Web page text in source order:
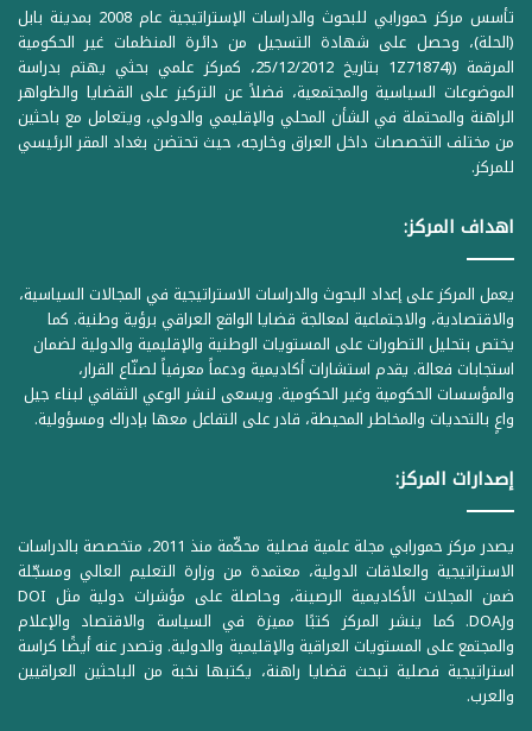
تأسس مركز حمورابي للبحوث والدراسات الإستراتيجية عام 2008 بمدينة بابل
(الحلة)، وحصل على شهادة التسجيل من دائرة المنظمات غير الحكومية
المرقمة ((1Z71874 بتاريخ 25/12/2012، كمركز علمي بحثي يهتم بدراسة
الموضوعات السياسية والمجتمعية، فضلاً عن التركيز على القضايا والظواهر
الراهنة والمحتملة في الشأن المحلي والإقليمي والدولي، ويتعامل مع باحثين
من مختلف التخصصات داخل العراق وخارجه، حيث تحتضن بغداد المقر الرئيسي
للمركز.
اهداف المركز:
يعمل المركز على إعداد البحوث والدراسات الاستراتيجية في المجالات السياسية،
والاقتصادية، والاجتماعية لمعالجة قضايا الواقع العراقي برؤية وطنية. كما
يختص بتحليل التطورات على المستويات الوطنية والإقليمية والدولية لضمان
استجابات فعالة. يقدم استشارات أكاديمية ودعماً معرفياً لصنّاع القرار،
والمؤسسات الحكومية وغير الحكومية. ويسعى لنشر الوعي الثقافي لبناء جيل
واعٍ بالتحديات والمخاطر المحيطة، قادر على التفاعل معها بإدراك ومسؤولية.
إصدارات المركز:
يصدر مركز حمورابي مجلة علمية فصلية محكّمة منذ 2011، متخصصة بالدراسات
الاستراتيجية والعلاقات الدولية، معتمدة من وزارة التعليم العالي ومسجّلة
ضمن المجلات الأكاديمية الرصينة، وحاصلة على مؤشرات دولية مثل DOI
وDOAJ. كما ينشر المركز كتبًا مميزة في السياسة والاقتصاد والإعلام
والمجتمع على المستويات العراقية والإقليمية والدولية. وتصدر عنه أيضًا كراسة
استراتيجية فصلية تبحث قضايا راهنة، يكتبها نخبة من الباحثين العراقيين
والعرب.